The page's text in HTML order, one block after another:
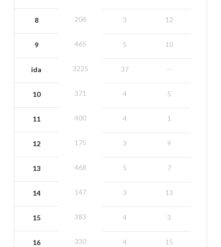
8
9
ida
10
11
12
13
14
15
16
206
465
3225
371
400
175
468
147
383
330
3
5
37
4
4
3
5
3
4
4
12
10
--
5
1
9
7
13
3
15